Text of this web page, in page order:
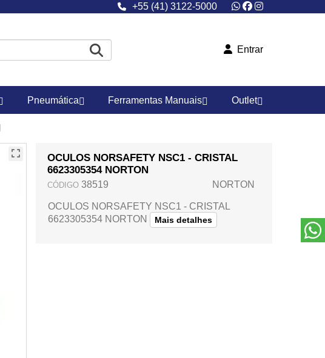
+55 (41) 3122-5000
Entrar
Pneumática Ferramentas Manuais Outlet
OCULOS NORSAFETY NSC1 - CRISTAL
6623305354 NORTON
CÓDIGO 38519 NORTON
OCULOS NORSAFETY NSC1 - CRISTAL
6623305354 NORTON
Mais detalhes